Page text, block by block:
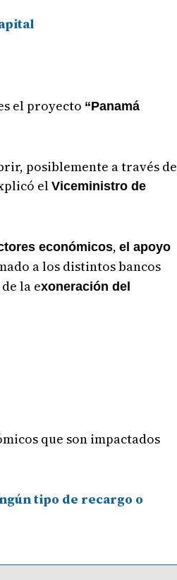
el proyecto “Panamá
posiblemente a través de
elViceministro de
económicos,el apoyo
a los distintos bancos
la exoneración del
que son impactados
tipo de recargo o